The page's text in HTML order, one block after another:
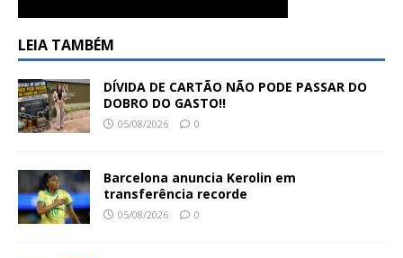
LEIA TAMBÉM
DÍVIDA DE CARTÃO NÃO PODE PASSAR DO
DOBRO DO GASTO!!
05/08/2026 0
Barcelona anuncia Kerolin em
transferência recorde
05/08/2026 0